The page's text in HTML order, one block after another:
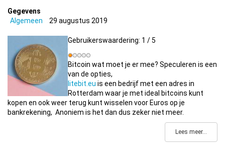
Gegevens
Algemeen
29 augustus 2019
Gebruikerswaardering: 1 /5
Bitcoin wat moet je er mee? Speculeren is een
van de opties,
litebit.eu is een bedrijf met een adres in
Rotterdam waar je met ideal bitcoins kunt
kopen en ook weer terug kunt wisselen voor Euros op je
bankrekening, Anoniem is het dan dus zeker niet meer.
Lees meer...